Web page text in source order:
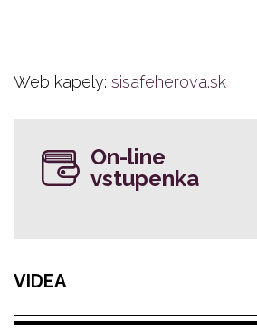
Web kapely: sisafeherova.sk
On-line
vstupenka
VIDEA